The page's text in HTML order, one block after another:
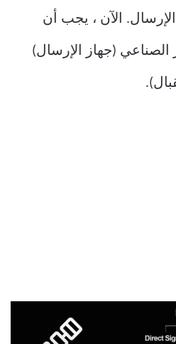
الآن ، يجب أن
الصناعي (جهاز الإرسال)